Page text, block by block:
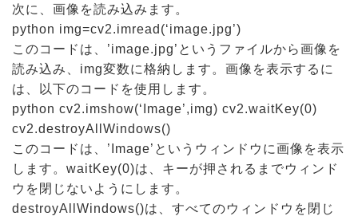
次に、画像を読み込みます。
python img=cv2.imread(‘image.jpg’)
このコードは、’image.jpg’というファイルから画像を
読み込み、img変数に格納します。画像を表示するに
は、以下のコードを使用します。
python cv2.imshow(‘Image’,img) cv2.waitKey(0)
cv2.destroyAllWindows()
このコードは、’Image’というウィンドウに画像を表示
します。waitKey(0)は、キーが押されるまでウィンド
ウを閉じないようにします。
destroyAllWindows()は、すべてのウィンドウを閉じ